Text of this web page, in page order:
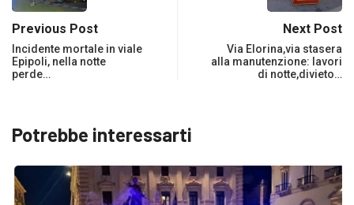
Previous Post
Incidente mortale in viale
Epipoli, nella notte
perde…
Next Post
Via Elorina,via stasera
alla manutenzione: lavori
di notte,divieto…
Potrebbe interessarti